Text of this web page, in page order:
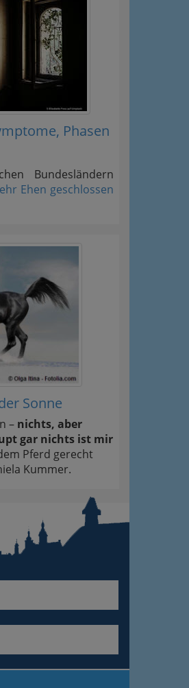
Phasen
Bundesländern
Ehen geschlossen
Sonne
– nichts, aber
gar nichts ist mir
Pferd gerecht
Kummer.